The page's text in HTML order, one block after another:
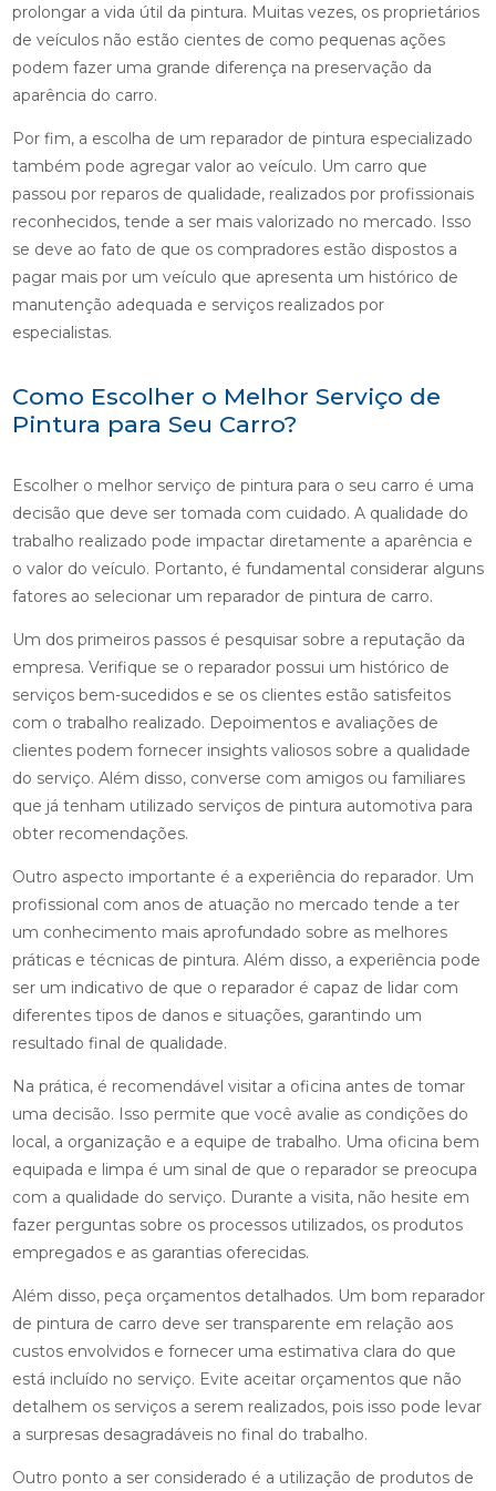
prolongar a vida útil da pintura. Muitas vezes, os proprietários
de veículos não estão cientes de como pequenas ações
podem fazer uma grande diferença na preservação da
aparência do carro.
Por fim, a escolha de um reparador de pintura especializado
também pode agregar valor ao veículo. Um carro que
passou por reparos de qualidade, realizados por profissionais
reconhecidos, tende a ser mais valorizado no mercado. Isso
se deve ao fato de que os compradores estão dispostos a
pagar mais por um veículo que apresenta um histórico de
manutenção adequada e serviços realizados por
especialistas.
Como Escolher o Melhor Serviço de
Pintura para Seu Carro?
Escolher o melhor serviço de pintura para o seu carro é uma
decisão que deve ser tomada com cuidado. A qualidade do
trabalho realizado pode impactar diretamente a aparência e
o valor do veículo. Portanto, é fundamental considerar alguns
fatores ao selecionar um reparador de pintura de carro.
Um dos primeiros passos é pesquisar sobre a reputação da
empresa. Verifique se o reparador possui um histórico de
serviços bem-sucedidos e se os clientes estão satisfeitos
com o trabalho realizado. Depoimentos e avaliações de
clientes podem fornecer insights valiosos sobre a qualidade
do serviço. Além disso, converse com amigos ou familiares
que já tenham utilizado serviços de pintura automotiva para
obter recomendações.
Outro aspecto importante é a experiência do reparador. Um
profissional com anos de atuação no mercado tende a ter
um conhecimento mais aprofundado sobre as melhores
práticas e técnicas de pintura. Além disso, a experiência pode
ser um indicativo de que o reparador é capaz de lidar com
diferentes tipos de danos e situações, garantindo um
resultado final de qualidade.
Na prática, é recomendável visitar a oficina antes de tomar
uma decisão. Isso permite que você avalie as condições do
local, a organização e a equipe de trabalho. Uma oficina bem
equipada e limpa é um sinal de que o reparador se preocupa
com a qualidade do serviço. Durante a visita, não hesite em
fazer perguntas sobre os processos utilizados, os produtos
empregados e as garantias oferecidas.
Além disso, peça orçamentos detalhados. Um bom reparador
de pintura de carro deve ser transparente em relação aos
custos envolvidos e fornecer uma estimativa clara do que
está incluído no serviço. Evite aceitar orçamentos que não
detalhem os serviços a serem realizados, pois isso pode levar
a surpresas desagradáveis no final do trabalho.
Outro ponto a ser considerado é a utilização de produtos de